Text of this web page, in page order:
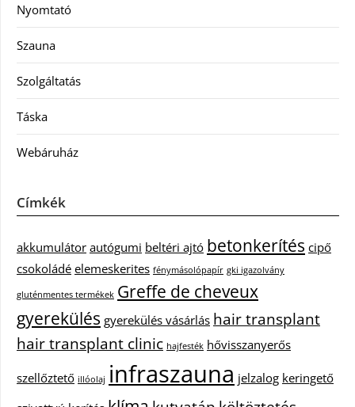
Nyomtató
Szauna
Szolgáltatás
Táska
Webáruház
Címkék
akkumulátor autógumi beltéri ajtó betonkerítés cipő
csokoládé elemeskerites fénymásolópapír gki igazolvány
gluténmentes termékek Greffe de cheveux
gyerekülés gyerekülés vásárlás hair transplant
hair transplant clinic hajfesték hővisszanyerős
szellőztető illóolaj infraszauna jelzalog keringető